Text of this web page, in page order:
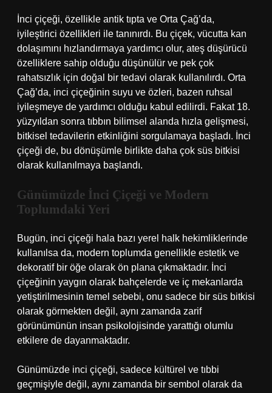
İnci çiçeği, özellikle antik tıpta ve Orta Çağ’da,
iyileştirici özellikleri ile tanınırdı. Bu çiçek, vücutta kan
dolaşımını hızlandırmaya yardımcı olur, ateş düşürücü
özelliklere sahip olduğu düşünülür ve pek çok
rahatsızlık için doğal bir tedavi olarak kullanılırdı. Orta
Çağ’da, inci çiçeğinin suyu ve özleri, bazen ruhsal
iyileşmeye de yardımcı olduğu kabul edilirdi. Fakat 18.
yüzyıldan sonra tıbbın bilimsel alanda hızla gelişmesi,
bitkisel tedavilerin etkinliğini sorgulamaya başladı. İnci
çiçeği de, bu dönüşümle birlikte daha çok süs bitkisi
olarak kullanılmaya başlandı.
Günümüzde İnci Çiçeği ve Modern
Toplumdaki Yeri
Bugün, inci çiçeği hala bazı yerel halk hekimliklerinde
kullanılsa da, modern toplumda genellikle estetik ve
dekoratif bir öğe olarak ön plana çıkmaktadır. İnci
çiçeğinin yaygın olarak bahçelerde ve iç mekanlarda
yetiştirilmesinin temel sebebi, onu sadece bir süs bitkisi
olarak görmekten değil, aynı zamanda zarif
görünümünün insan psikolojisinde yarattığı olumlu
etkilere de dayanmaktadır.
Günümüzde inci çiçeği, sadece kültürel ve tıbbi
geçmişiyle değil, aynı zamanda bir sembol olarak da